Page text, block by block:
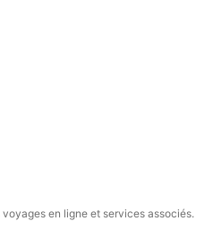
en ligne et services associés.